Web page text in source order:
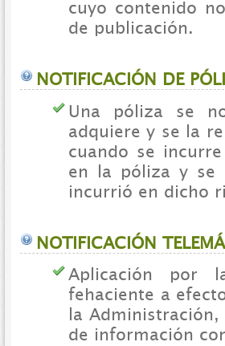
cuyo contenido
de publicación.
NOTIFICACIÓN DE
Una póliza se
adquiere y se la
cuando se
en la póliza y se
incurrió en dicho
NOTIFICACIÓN
Aplicación por
fehaciente a
la
de información